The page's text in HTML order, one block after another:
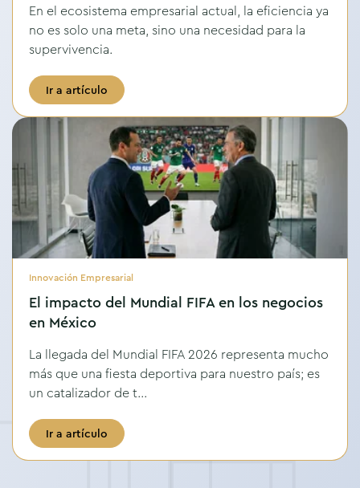
En el ecosistema empresarial actual, la eficiencia ya
no es solo una meta, sino una necesidad para la
supervivencia.
Ir a artículo
Innovación Empresarial
El impacto del Mundial FIFA en los negocios
en México
La llegada del Mundial FIFA 2026 representa mucho
más que una fiesta deportiva para nuestro país; es
un catalizador de t...
Ir a artículo